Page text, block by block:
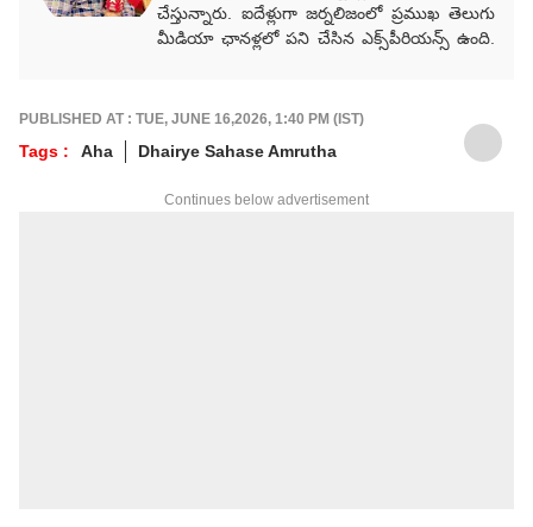
చేస్తున్నారు. ఐదేళ్లుగా జర్నలిజంలో ప్రముఖ తెలుగు
మీడియా ఛానళ్లలో పని చేసిన ఎక్స్‌పీరియన్స్ ఉంది.
సేవలు అందించారు.
PUBLISHED AT : TUE, JUNE 16,2026, 1:40 PM (IST)
Tags : Aha Dhairye Sahase Amrutha
Continues below advertisement